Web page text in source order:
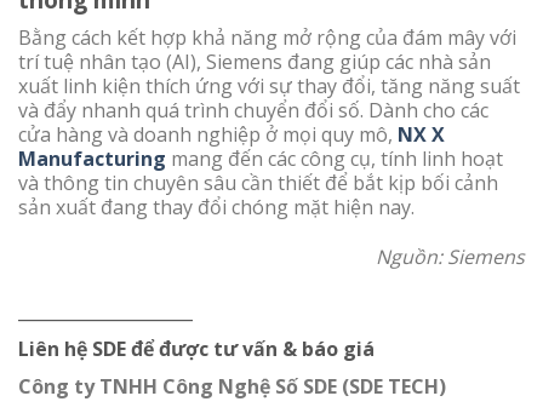
Bằng cách kết hợp khả năng mở rộng của đám mây với
trí tuệ nhân tạo (AI), Siemens đang giúp các nhà sản
xuất linh kiện thích ứng với sự thay đổi, tăng năng suất
và đẩy nhanh quá trình chuyển đổi số. Dành cho các
cửa hàng và doanh nghiệp ở mọi quy mô, NX X
Manufacturing mang đến các công cụ, tính linh hoạt
và thông tin chuyên sâu cần thiết để bắt kịp bối cảnh
sản xuất đang thay đổi chóng mặt hiện nay.
Nguồn: Siemens
Liên hệ SDE để được tư vấn & báo giá
Công ty TNHH Công Nghệ Số SDE (SDE TECH)